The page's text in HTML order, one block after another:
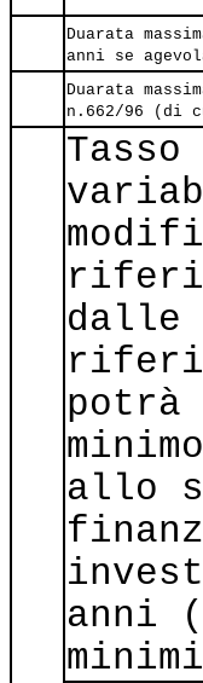
Duarata
anni se
Duarata
n.662/96 (di
dalle
potrà
allo
anni